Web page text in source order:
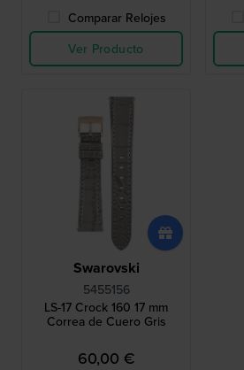
Comparar Relojes
Ver Producto
Swarovski
5455156
LS-17 Crock 160 17 mm
Correa de Cuero Gris
60,00 €